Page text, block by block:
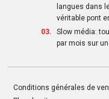
langues dans
véritable pont
Slow média:
par mois sur
Conditions générales de